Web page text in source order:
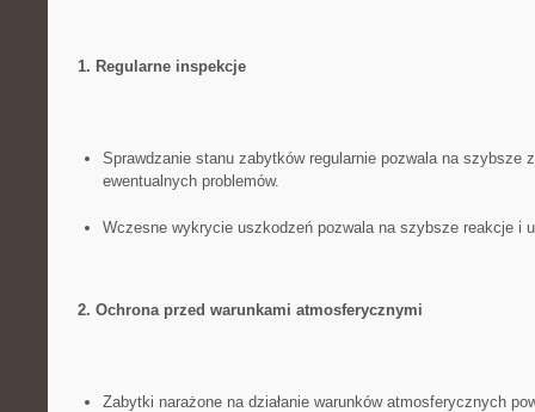
1. Regularne inspekcje
Sprawdzanie stanu zabytków regularnie‍ pozwala ‍na szybsze
ewentualnych problemów.
Wczesne wykrycie uszkodzeń pozwala ⁢na szybsze‍ reakcje i
2. Ochrona przed warunkami atmosferycznymi
Zabytki narażone na działanie⁣ warunków atmosferycznych